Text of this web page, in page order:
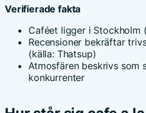
Verifierade fakta
Caféet ligger i Stockholm
Recensioner bekräftar
(källa: Thatsup)
Atmosfären beskrivs som
konkurrenter